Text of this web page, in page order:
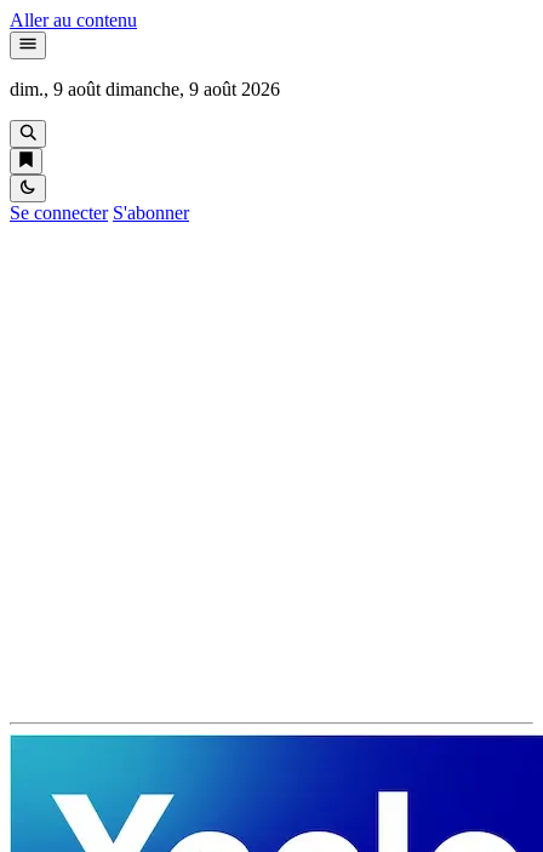
Aller au contenu
dim., 9 août dimanche, 9 août 2026
Se connecter S'abonner